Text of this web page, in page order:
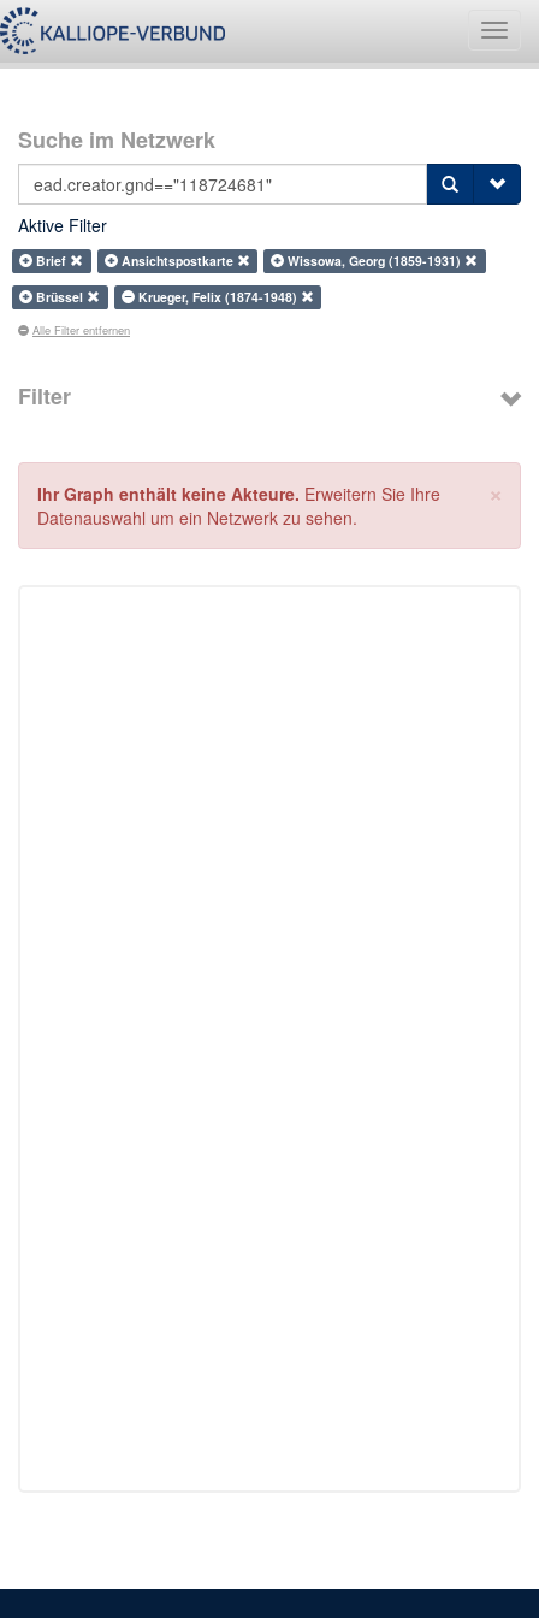
Suche im Netzwerk
Aktive Filter
Brief Ansichtspostkarte
Wissowa, Georg (1859-1931)
Brüssel
Krueger, Felix (1874-1948)
Alle Filter entfernen
Filter
×
Ihr Graph enthält keine Akteure. Erweitern Sie Ihre
Datenauswahl um ein Netzwerk zu sehen.